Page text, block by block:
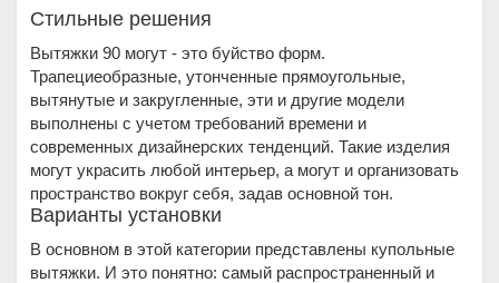
Стильные решения
Вытяжки 90 могут - это буйство форм.
Трапециеобразные, утонченные прямоугольные,
вытянутые и закругленные, эти и другие модели
выполнены с учетом требований времени и
современных дизайнерских тенденций. Такие изделия
могут украсить любой интерьер, а могут и организовать
пространство вокруг себя, задав основной тон.
Варианты установки
В основном в этой категории представлены купольные
вытяжки. И это понятно: самый распространенный и